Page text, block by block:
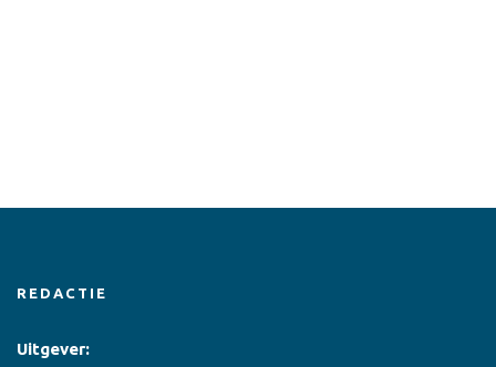
REDACTIE
Uitgever: